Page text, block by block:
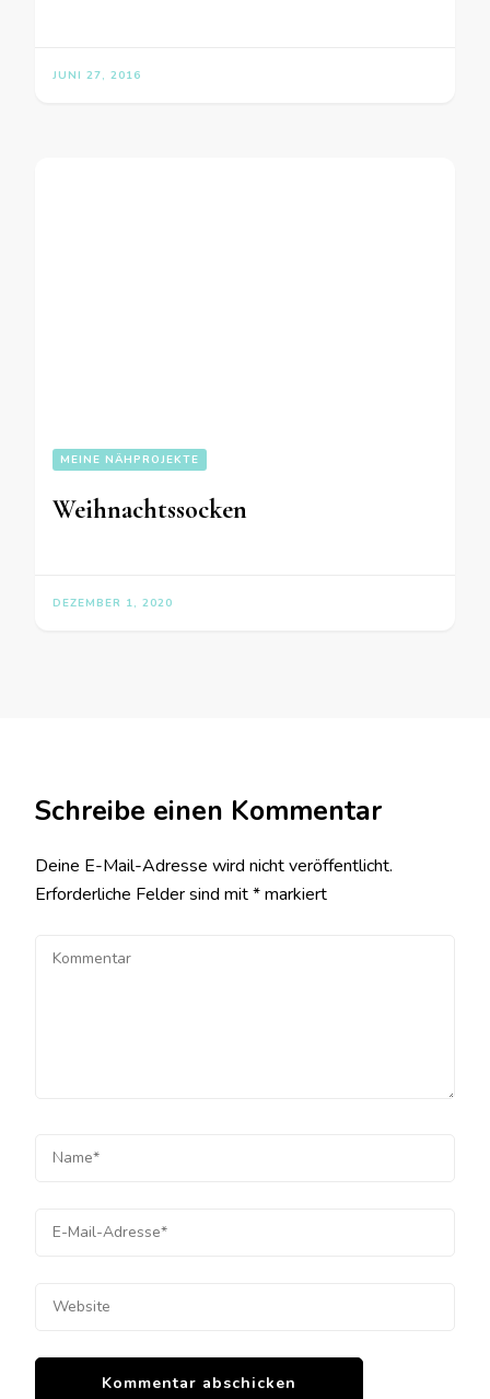
JUNI 27, 2016
MEINE NÄHPROJEKTE
Weihnachtssocken
DEZEMBER 1, 2020
Schreibe einen Kommentar
Deine E-Mail-Adresse wird nicht veröffentlicht.
Erforderliche Felder sind mit*markiert